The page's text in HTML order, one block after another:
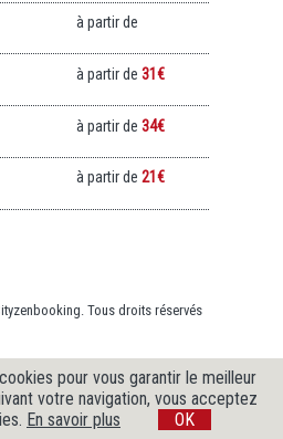
à partir de
à partir de 31€
à partir de 34€
à partir de 21€
Tous droits réservés
pour vous garantir le meilleur
votre navigation, vous acceptez
En savoir plus OK